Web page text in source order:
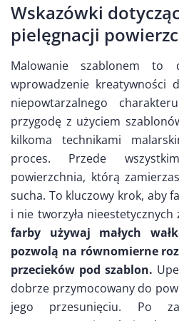
Wskazówki
pielęgnacji
Malowanie szablonem to
wprowadzenie
niepowtarzalnego
przygodę z użyciem
kilkoma technikami
proces. Przede
powierzchnia, którą
sucha. To kluczowy krok, aby
i nie tworzyła nieestetycznych
farby używaj małych
pozwolą na równomierne
przecieków pod szablon.
dobrze przymocowany do
jego przesunięciu. Po